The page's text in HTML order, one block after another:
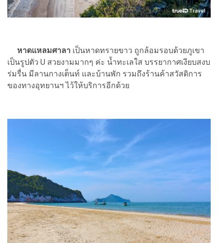
หาดแหลมศาลา เป็นหาดทรายขาว ถูกล้อมรอบด้วยภูเขา
เป็นรูปตัว U สวยงามมากๆ ค่ะ น้ำทะเลใส บรรยากาศเงียบสงบ
ร่มรื่น มีลานกางเต็นท์ และบ้านพัก รวมถึงร้านค้าสวัสดิการ
ของทางอุทยานฯ ไว้ให้บริการอีกด้วย